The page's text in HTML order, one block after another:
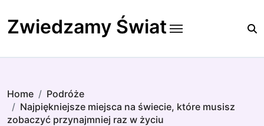
to
content
Zwiedzamy Świat
Home
Podróże
Najpiękniejsze miejsca na świecie, które musisz
zobaczyć przynajmniej raz w życiu